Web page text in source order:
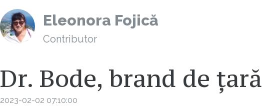
Eleonora Fojică
Contributor
Dr. Bode, brand de țară
2023-02-02 07:10:00